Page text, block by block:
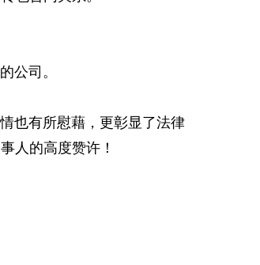
公司。
也有所慰藉，更彰显了法律
人的高度赞许！